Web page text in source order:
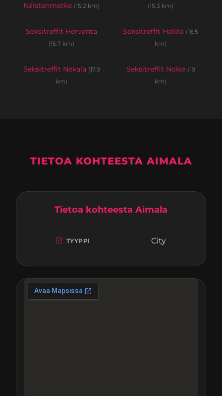
Naistenmatka (15.2 km) (15.3 km)
Seksitreffit Hervanta
(15.7 km)
Seksitreffit Hallila (16.5
km)
Seksitreffit Nekala (17.9
km)
Seksitreffit Nokia (19
km)
TIETOA KOHTEESTA AIMALA
Tietoa kohteesta Aimala
TYYPPI City